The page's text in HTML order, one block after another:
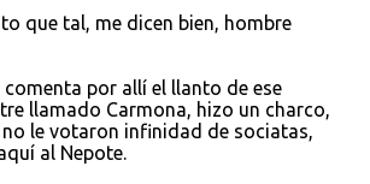
que tal, me dicen bien, hombre
comenta por allí el llanto de ese
llamado Carmona, hizo un charco,
no le votaron infinidad de sociatas,
al Nepote.